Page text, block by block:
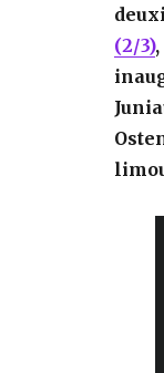
(2/3)